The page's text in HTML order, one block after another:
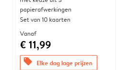
papierafwerkingen
Set van 10 kaarten
Vanaf
€ 11,99
offers Elke dag lage prijzen